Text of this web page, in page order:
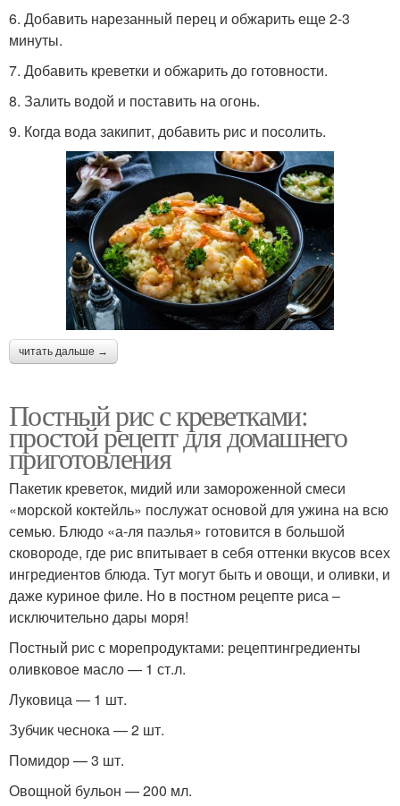
6. Добавить нарезанный перец и обжарить еще 2-3
минуты.
7. Добавить креветки и обжарить до готовности.
8. Залить водой и поставить на огонь.
9. Когда вода закипит, добавить рис и посолить.
читать дальше →
Постный рис с креветками:
простой рецепт для домашнего
приготовления
Пакетик креветок, мидий или замороженной смеси
«морской коктейль» послужат основой для ужина на всю
семью. Блюдо «а-ля паэлья» готовится в большой
сковороде, где рис впитывает в себя оттенки вкусов всех
ингредиентов блюда. Тут могут быть и овощи, и оливки, и
даже куриное филе. Но в постном рецепте риса –
исключительно дары моря!
Постный рис с морепродуктами: рецептингредиенты
оливковое масло — 1 ст.л.
Луковица — 1 шт.
Зубчик чеснока — 2 шт.
Помидор — 3 шт.
Овощной бульон — 200 мл.